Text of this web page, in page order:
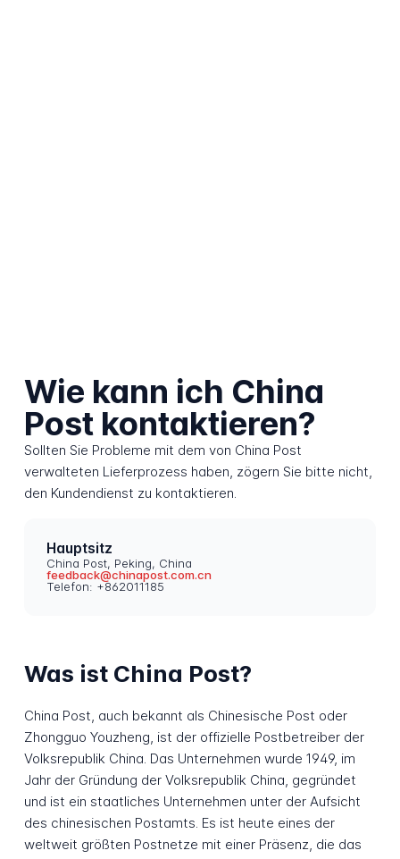
Wie kann ich China
Post kontaktieren?
Sollten Sie Probleme mit dem von China Post
verwalteten Lieferprozess haben, zögern Sie bitte nicht,
den Kundendienst zu kontaktieren.
Hauptsitz
China Post, Peking, China
feedback@chinapost.com.cn
Telefon: +862011185
Was ist China Post?
China Post, auch bekannt als Chinesische Post oder
Zhongguo Youzheng, ist der offizielle Postbetreiber der
Volksrepublik China. Das Unternehmen wurde 1949, im
Jahr der Gründung der Volksrepublik China, gegründet
und ist ein staatliches Unternehmen unter der Aufsicht
des chinesischen Postamts. Es ist heute eines der
weltweit größten Postnetze mit einer Präsenz, die das